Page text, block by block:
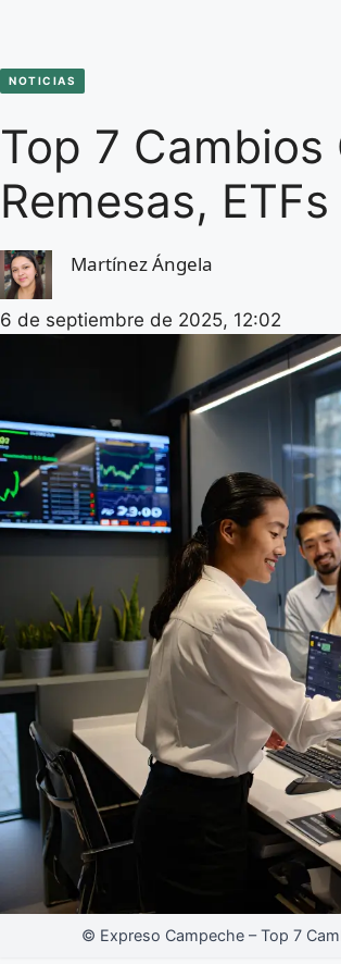
NOTICIAS
Top 7
Remesas,
Martínez Ángela
6 de septiembre de 2025, 12:02
© Expreso Campeche – Top 7